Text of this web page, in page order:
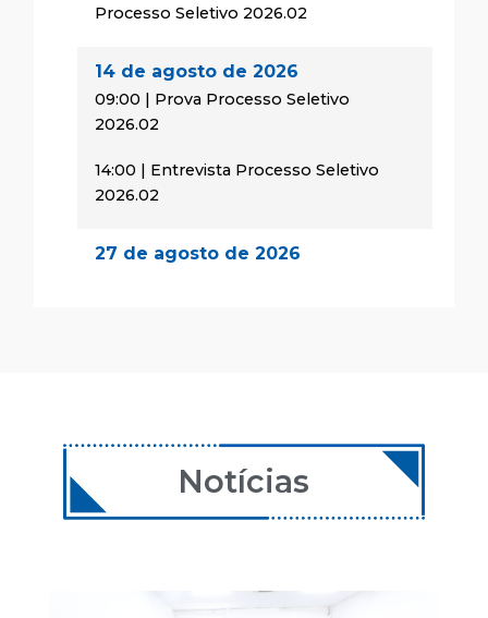
Processo Seletivo 2026.02
14 de agosto de 2026
09:00 | Prova Processo Seletivo
2026.02
14:00 | Entrevista Processo Seletivo
2026.02
27 de agosto de 2026
08:00 | Encontro Aulas
24 de setembro de 2026
25 de setembro de 2026
Notícias